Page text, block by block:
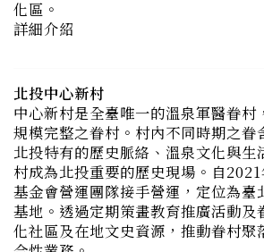
北投中心新村
規模完整之眷村。村內不同時期之眷
北投特有的歷史脈絡、溫泉文化與生
村成為北投重要的歷史現場。自
基金會營運團隊接手營運，定位為臺
基地。透過定期策畫教育推廣活動及
化社區及在地文史資源，推動眷村聚
合性業務。
詳細介紹